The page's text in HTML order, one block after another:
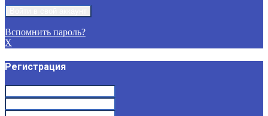
Вспомнить пароль?
X
Регистрация